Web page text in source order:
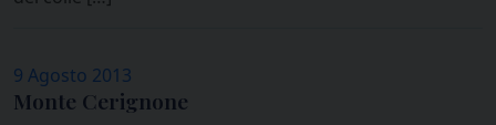
9 Agosto 2013
Monte Cerignone